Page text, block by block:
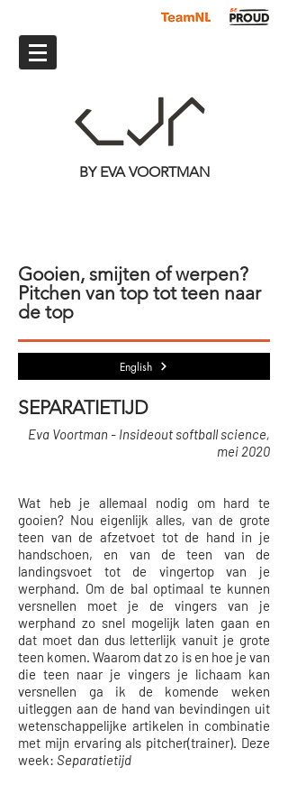
BY EVA VOORTMAN
Gooien, smijten of werpen?
Pitchen van top tot teen naar
de top
English
SEPARATIETIJD
Eva Voortman - Insideout softball science,
mei 2020
Wat heb je allemaal nodig om hard te
gooien? Nou eigenlijk alles, van de grote
teen van de afzetvoet tot de hand in je
handschoen, en van de teen van de
landingsvoet tot de vingertop van je
werphand. Om de bal optimaal te kunnen
versnellen moet je de vingers van je
werphand zo snel mogelijk laten gaan en
dat moet dan dus letterlijk vanuit je grote
teen komen. Waarom dat zo is en hoe je van
die teen naar je vingers je lichaam kan
versnellen ga ik de komende weken
uitleggen aan de hand van bevindingen uit
wetenschappelijke artikelen in combinatie
met mijn ervaring als pitcher(trainer). Deze
week: Separatietijd